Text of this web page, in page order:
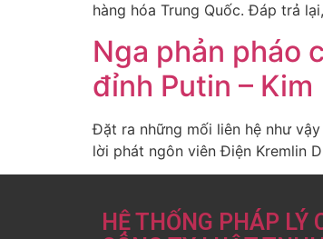
hàng hóa Trung Quốc. Đáp trả
Nga phản pháo
đỉnh Putin – Kim
Đặt ra những mối liên hệ như
lời phát ngôn viên Điện Kremlin
HỆ THỐNG PHÁP LÝ